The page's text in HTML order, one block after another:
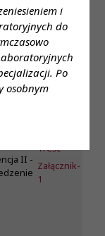
i
do
Po
osobnym
2
II -
Treść
Załącznik-
1